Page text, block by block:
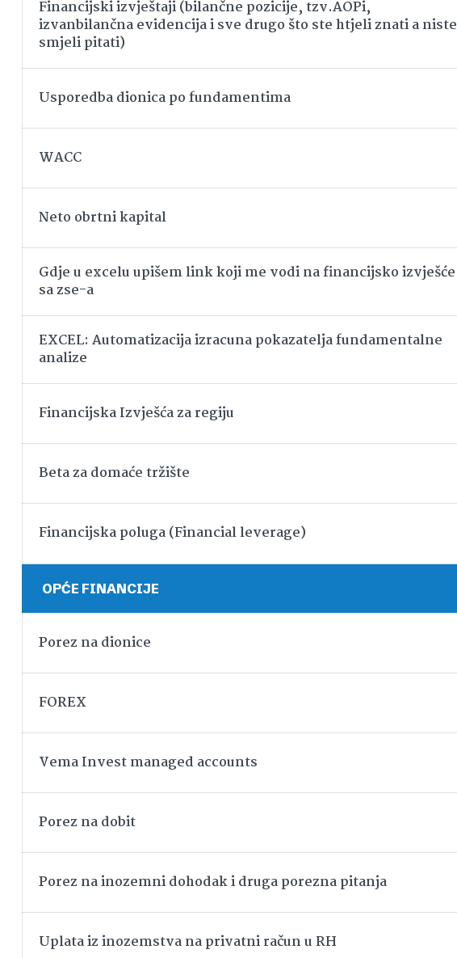
Financijski izvještaji (bilančne pozicije, tzv.AOPi,
izvanbilančna evidencija i sve drugo što ste htjeli znati a niste
smjeli pitati)
Usporedba dionica po fundamentima
WACC
Neto obrtni kapital
Gdje u excelu upišem link koji me vodi na financijsko izvješće
sa zse-a
EXCEL: Automatizacija izracuna pokazatelja fundamentalne
analize
Financijska Izvješća za regiju
Beta za domaće tržište
Financijska poluga (Financial leverage)
OPĆE FINANCIJE
Porez na dionice
FOREX
Vema Invest managed accounts
Porez na dobit
Porez na inozemni dohodak i druga porezna pitanja
Uplata iz inozemstva na privatni račun u RH